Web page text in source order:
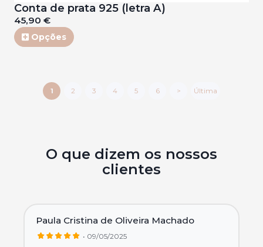
Conta de prata 925 (letra A)
45,90 €
Opções
1 2 3 4 5 6 > Última
O que dizem os nossos
clientes
Paula Cristina de Oliveira Machado
• 09/05/2025